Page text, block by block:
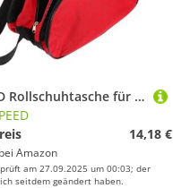
CLISPEED Rollschuhtasche für Verstellbarer Schultergurt Rucksack und Umhängetasche Geeignet für Rollschuhe Inline Skates Schlittschuhe Robust und Vielseitig für Outdoor Sportarten
14,18 €
Amazon
am 27.09.2025 um 00:03; der
seitdem geändert haben.